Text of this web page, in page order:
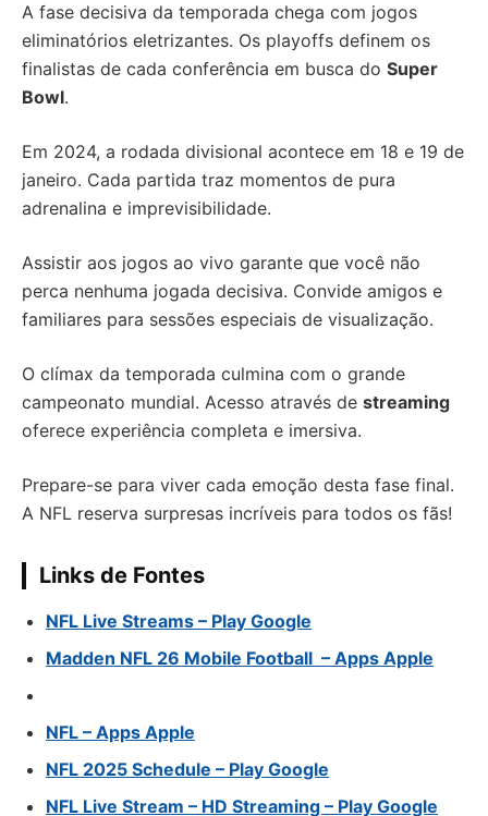
A fase decisiva da temporada chega com jogos
eliminatórios eletrizantes. Os playoffs definem os
finalistas de cada conferência em busca do Super
Bowl.
Em 2024, a rodada divisional acontece em 18 e 19 de
janeiro. Cada partida traz momentos de pura
adrenalina e imprevisibilidade.
Assistir aos jogos ao vivo garante que você não
perca nenhuma jogada decisiva. Convide amigos e
familiares para sessões especiais de visualização.
O clímax da temporada culmina com o grande
campeonato mundial. Acesso através de streaming
oferece experiência completa e imersiva.
Prepare-se para viver cada emoção desta fase final.
A NFL reserva surpresas incríveis para todos os fãs!
Links de Fontes
NFL Live Streams – Play Google
Madden NFL 26 Mobile Football – Apps Apple
NFL – Apps Apple
NFL 2025 Schedule – Play Google
NFL Live Stream – HD Streaming – Play Google